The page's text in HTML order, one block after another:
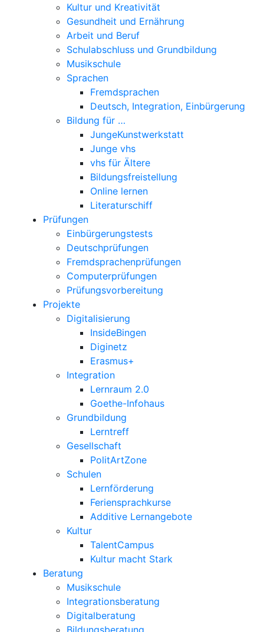
Kultur und Kreativität
Gesundheit und Ernährung
Arbeit und Beruf
Schulabschluss und Grundbildung
Musikschule
Sprachen
Fremdsprachen
Deutsch, Integration, Einbürgerung
Bildung für …
JungeKunstwerkstatt
Junge vhs
vhs für Ältere
Bildungsfreistellung
Online lernen
Literaturschiff
Prüfungen
Einbürgerungstests
Deutschprüfungen
Fremdsprachenprüfungen
Computerprüfungen
Prüfungsvorbereitung
Projekte
Digitalisierung
InsideBingen
Diginetz
Erasmus+
Integration
Lernraum 2.0
Goethe-Infohaus
Grundbildung
Lerntreff
Gesellschaft
PolitArtZone
Schulen
Lernförderung
Feriensprachkurse
Additive Lernangebote
Kultur
TalentCampus
Kultur macht Stark
Beratung
Musikschule
Integrationsberatung
Digitalberatung
Bildungsberatung